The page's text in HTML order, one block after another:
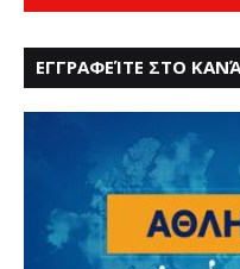
ΕΓΓΡΑΦΕΊΤΕ ΣΤΟ